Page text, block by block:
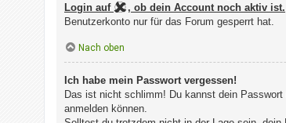
Login auf
, ob dein Account noch aktiv ist.
Benutzerkonto nur für das Forum gesperrt hat.
Nach oben
Ich habe mein Passwort vergessen!
Das ist nicht schlimm! Du kannst dein Passwort
anmelden können.